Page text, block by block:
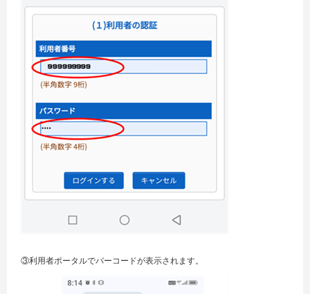
③利用者ポータルでバーコードが表示されます。